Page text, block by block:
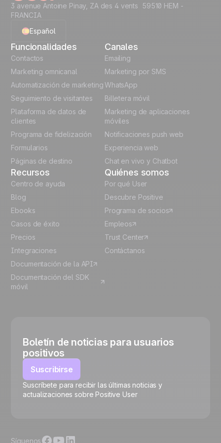
🍪
3 avenue Antoine Pinay, ZA des 4 vents 59510 HEM -
FRANCIA
Español
English
French
Polish
German
Funcionalidades
Contactos
Marketing omnicanal
Automatización de marketing
Seguimiento de visitantes
Plataforma de datos de
clientes
Programa de fidelización
Formularios
Páginas de destino
Canales
Emailing
Marketing por SMS
WhatsApp
Billetera móvil
Marketing de aplicaciones
móviles
Notificaciones push web
Experiencia web
Chat en vivo y Chatbot
Recursos
Centro de ayuda
Blog
Ebooks
Casos de éxito
Precios
Integraciones
Documentación de la API
Documentación del SDK
móvil
Quiénes somos
Por qué User
Descubre Positive
Programa de socios
Empleos
Trust Center
Contáctanos
Boletín de noticias para usuarios
positivos
Suscribirse
Suscríbete para recibir las últimas noticias y
actualizaciones sobre Positive User
Síguenos